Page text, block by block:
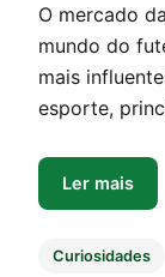
O mercado
mundo do
mais
esporte,
Ler mais
Curiosidades